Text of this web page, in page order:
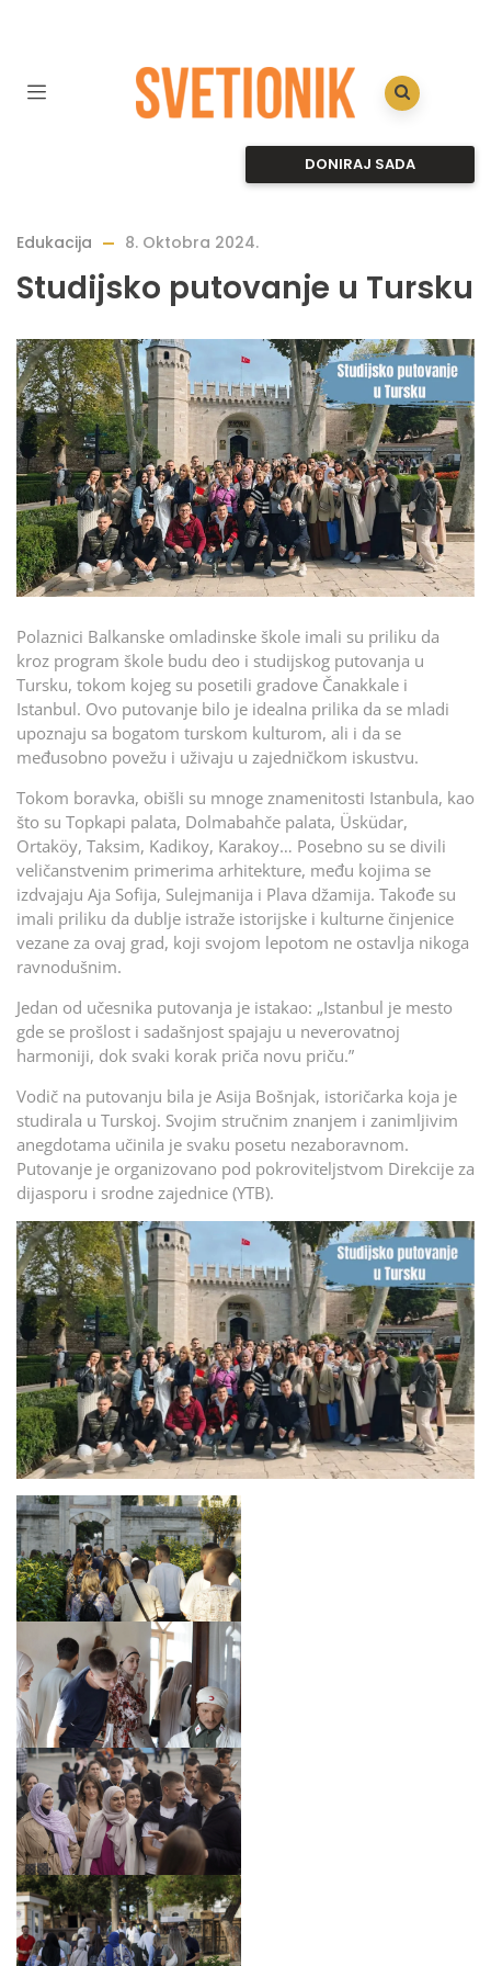
DONIRAJ SADA
Edukacija 8. Oktobra 2024.
Studijsko putovanje u Tursku
Polaznici Balkanske omladinske škole imali su priliku da
kroz program škole budu deo i studijskog putovanja u
Tursku, tokom kojeg su posetili gradove Čanakkale i
Istanbul. Ovo putovanje bilo je idealna prilika da se mladi
upoznaju sa bogatom turskom kulturom, ali i da se
međusobno povežu i uživaju u zajedničkom iskustvu.
Tokom boravka, obišli su mnoge znamenitosti Istanbula, kao
što su Topkapi palata, Dolmabahče palata, Üsküdar,
Ortaköy, Taksim, Kadikoy, Karakoy… Posebno su se divili
veličanstvenim primerima arhitekture, među kojima se
izdvajaju Aja Sofija, Sulejmanija i Plava džamija. Takođe su
imali priliku da dublje istraže istorijske i kulturne činjenice
vezane za ovaj grad, koji svojom lepotom ne ostavlja nikoga
ravnodušnim.
Jedan od učesnika putovanja je istakao: „Istanbul je mesto
gde se prošlost i sadašnjost spajaju u neverovatnoj
harmoniji, dok svaki korak priča novu priču.”
Vodič na putovanju bila je Asija Bošnjak, istoričarka koja je
studirala u Turskoj. Svojim stručnim znanjem i zanimljivim
anegdotama učinila je svaku posetu nezaboravnom.
Putovanje je organizovano pod pokroviteljstvom Direkcije za
dijasporu i srodne zajednice (YTB).